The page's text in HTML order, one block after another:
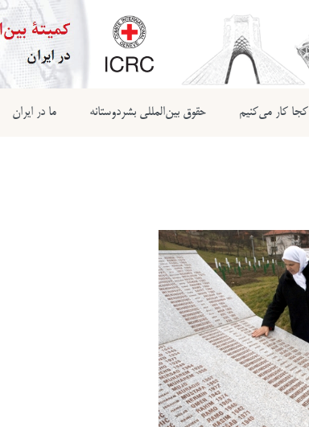
کجا کار می‌کنیم حقوق بین‌المللی بشردوستانه ما در ایران